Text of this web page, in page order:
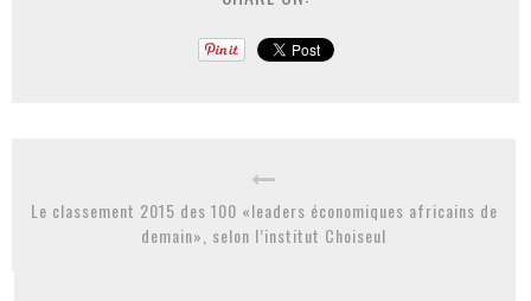
Le classement 2015 des 100 «leaders économiques africains de
demain», selon l’institut Choiseul